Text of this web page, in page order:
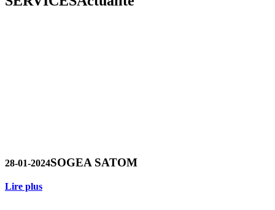
28-01-2024SOGEA SATOM
Lire plus